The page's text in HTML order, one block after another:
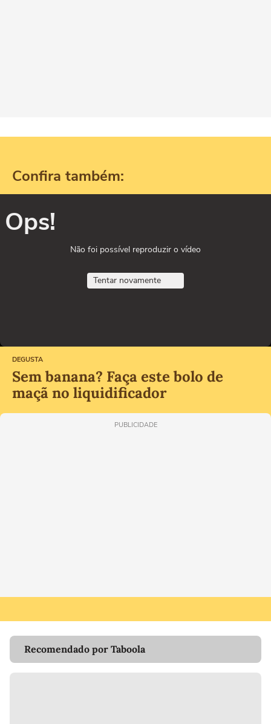
Confira também:
Ops!
Não foi possível reproduzir o vídeo
Tentar novamente
DEGUSTA
Sem banana? Faça este bolo de
maçã no liquidificador
PUBLICIDADE
Recomendado por Taboola